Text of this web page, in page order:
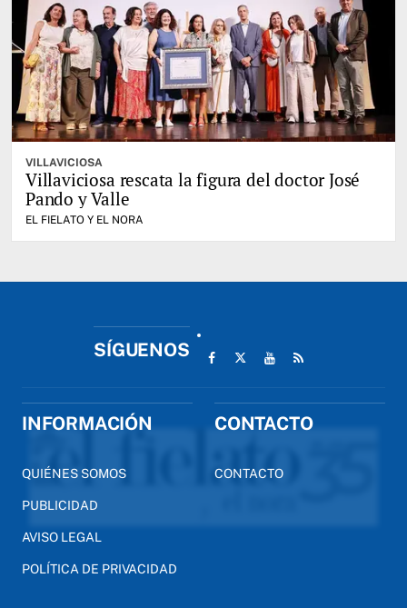
VILLAVICIOSA
Villaviciosa rescata la figura del doctor José
Pando y Valle
EL FIELATO Y EL NORA
SÍGUENOS
INFORMACIÓN
QUIÉNES SOMOS
PUBLICIDAD
AVISO LEGAL
POLÍTICA DE PRIVACIDAD
CONTACTO
CONTACTO